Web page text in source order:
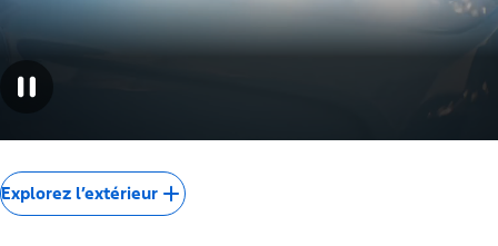
Explorez l’extérieur